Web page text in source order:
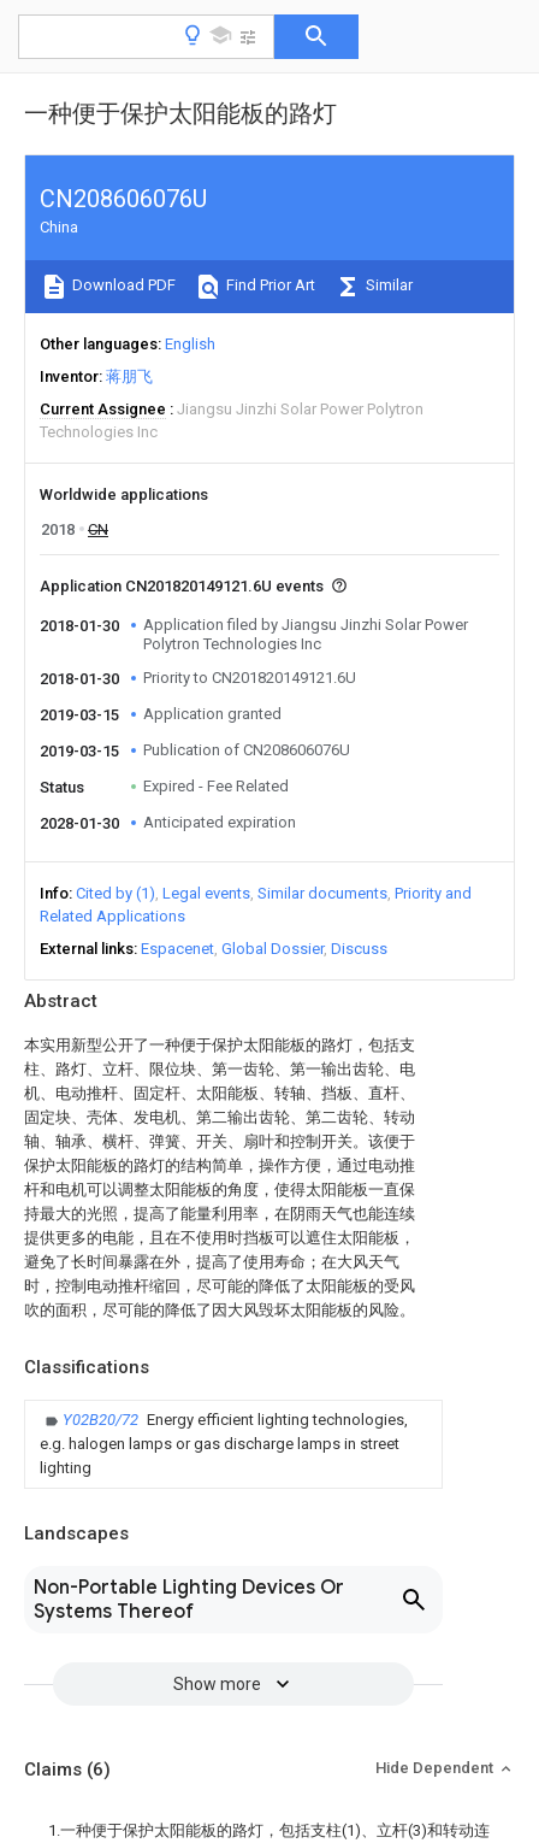
一种便于保护太阳能板的路灯
Abstract
本实用新型公开了一种便于保护太阳能板的路灯，包括支
柱、路灯、立杆、限位块、第一齿轮、第一输出齿轮、电
机、电动推杆、固定杆、太阳能板、转轴、挡板、直杆、
固定块、壳体、发电机、第二输出齿轮、第二齿轮、转动
轴、轴承、横杆、弹簧、开关、扇叶和控制开关。该便于
保护太阳能板的路灯的结构简单，操作方便，通过电动推
杆和电机可以调整太阳能板的角度，使得太阳能板一直保
持最大的光照，提高了能量利用率，在阴雨天气也能连续
提供更多的电能，且在不使用时挡板可以遮住太阳能板，
避免了长时间暴露在外，提高了使用寿命；在大风天气
时，控制电动推杆缩回，尽可能的降低了太阳能板的受风
吹的面积，尽可能的降低了因大风毁坏太阳能板的风险。
Classifications
Y02B20/72 Energy efficient lighting technologies,
e.g. halogen lamps or gas discharge lamps in street
lighting
Landscapes
Non-Portable Lighting Devices Or
Systems Thereof
Show more
CN208606076U
China
Download PDF Find Prior Art Similar
Other languages English
Inventor 蒋朋飞
Current Assignee
Jiangsu Jinzhi Solar Power Polytron
Technologies Inc
Worldwide applications
2018
CN
Application CN201820149121.6U events
2018-01-30
Application filed by Jiangsu Jinzhi Solar Power
Polytron Technologies Inc
2018-01-30
Priority to CN201820149121.6U
2019-03-15 Application granted
2019-03-15 Publication of CN208606076U
Status Expired - Fee Related
2028-01-30 Anticipated expiration
Info Cited by (1) Legal events Similar documents Priority and
Related Applications
External links Espacenet Global Dossier Discuss
Claims (6) Hide Dependent
1.一种便于保护太阳能板的路灯，包括支柱(1)、立杆(3)和转动连